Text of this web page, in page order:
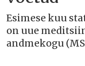
Esimese kuu
on uue
andmekogu